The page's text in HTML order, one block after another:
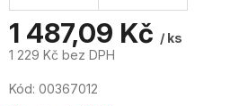
1 487,09 Kč / ks
1 229 Kč bez DPH
cena:
Kód: 00367012